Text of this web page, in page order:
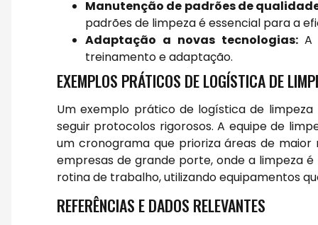
Manutenção de padrões de
padrões de limpeza é essencial para a
Adaptação a novas tecnologias:A
treinamento e adaptação.
EXEMPLOS PRÁTICOS DE LOGÍSTICA DE
Um exemplo prático de logística de
seguir protocolos rigorosos. A equipe de
um cronograma que prioriza áreas de maior
empresas de grande porte, onde a limpeza
rotina de trabalho, utilizando equipamentos
REFERÊNCIAS E DADOS RELEVANTES